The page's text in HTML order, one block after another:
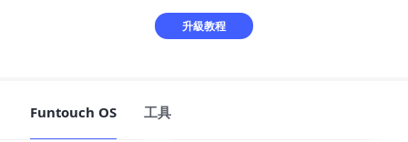
升級教程
Funtouch OS 工具